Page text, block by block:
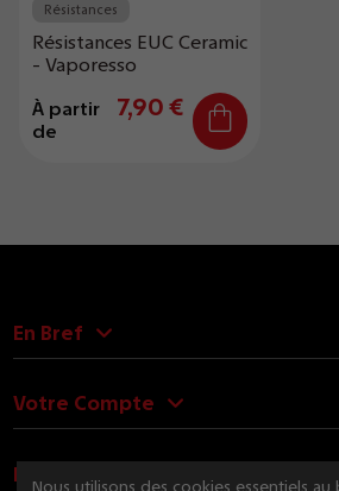
Résistances
Résistances EUC Ceramic
- Vaporesso
À partir
de
7,90 €
En Bref
Votre Compte
Nous Contacter
Nous utilisons des cookies essentiels